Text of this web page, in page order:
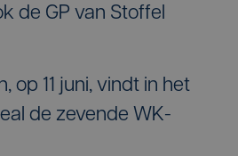
de GP van Stoffel
op 11 juni, vindt in het
de zevende WK-